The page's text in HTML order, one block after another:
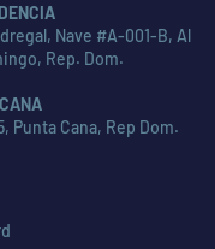
Nave #A-001-B, Al
Rep. Dom.
Punta Cana, Rep Dom.